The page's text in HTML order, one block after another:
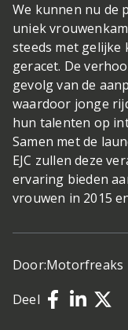
We kunnen nu de
uniek
steeds met
geracet. De
gevolg van de
waardoor jonge
hun talenten op
Samen met de
EJC zullen deze
ervaring bieden
vrouwen in 2015
Door:Motorfreaks
Deel